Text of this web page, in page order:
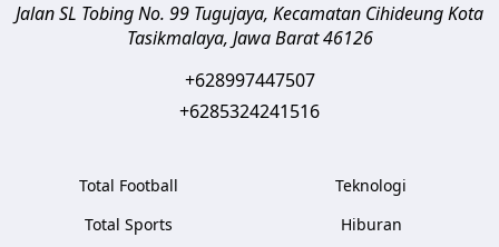
Jalan SL Tobing No. 99 Tugujaya, Kecamatan CihideungKota
Tasikmalaya, Jawa Barat 46126
+628997447507
+6285324241516
Total Football
Total Sports
Teknologi
Hiburan